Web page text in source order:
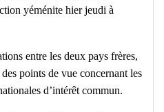
yéménite hier jeudi à
entre les deux pays frères,
points de vue concernant les
d’intérêt commun.